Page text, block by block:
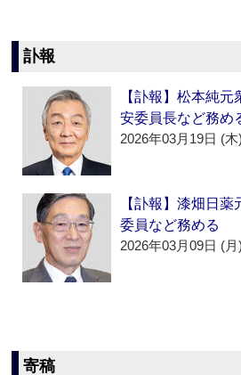
訃報
【訃報】松本純
安委員長など務め
2026年03月19日 (木)
【訃報】漆畑日
委員など務める
2026年03月09日 (月)
寄稿